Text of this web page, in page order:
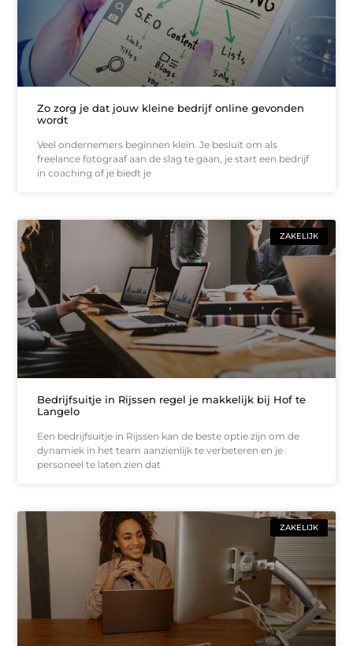
Zo zorg je dat jouw kleine bedrijf online gevonden
wordt
Veel ondernemers beginnen klein. Je besluit om als
freelance fotograaf aan de slag te gaan, je start een bedrijf
in coaching of je biedt je
ZAKELIJK
Bedrijfsuitje in Rijssen regel je makkelijk bij Hof te
Langelo
Een bedrijfsuitje in Rijssen kan de beste optie zijn om de
dynamiek in het team aanzienlijk te verbeteren en je
personeel te laten zien dat
ZAKELIJK